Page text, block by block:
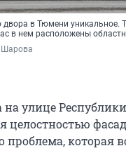
двора в Тюмени уникальное.
в нем расположены
на улице
целостностью
проблема, которая